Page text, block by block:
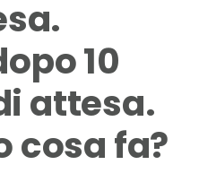
10
attesa.
cosa fa?